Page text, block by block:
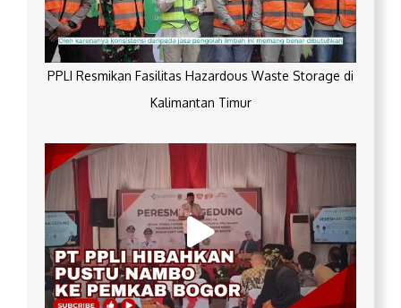
PPLI Resmikan Fasilitas Hazardous Waste Storage di
Kalimantan Timur